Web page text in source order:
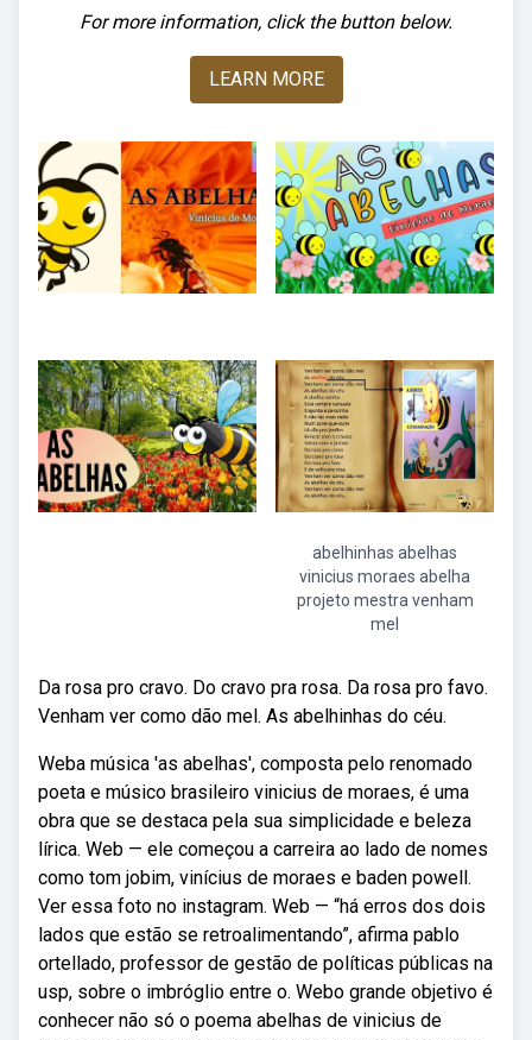
For more information, click the button below.
LEARN MORE
abelhinhas abelhas
vinicius moraes abelha
projeto mestra venham
mel
Da rosa pro cravo. Do cravo pra rosa. Da rosa pro favo.
Venham ver como dão mel. As abelhinhas do céu.
Weba música 'as abelhas', composta pelo renomado
poeta e músico brasileiro vinicius de moraes, é uma
obra que se destaca pela sua simplicidade e beleza
lírica. Web — ele começou a carreira ao lado de nomes
como tom jobim, vinícius de moraes e baden powell.
Ver essa foto no instagram. Web — “há erros dos dois
lados que estão se retroalimentando”, afirma pablo
ortellado, professor de gestão de políticas públicas na
usp, sobre o imbróglio entre o. Webo grande objetivo é
conhecer não só o poema abelhas de vinicius de